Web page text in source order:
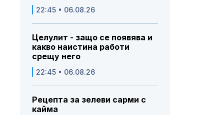
22:45 • 06.08.26
Целулит - защо се появява и
какво наистина работи
срещу него
22:45 • 06.08.26
Рецепта за зелеви сарми с
кайма